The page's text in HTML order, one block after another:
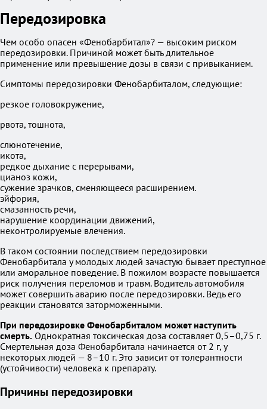
Передозировка
Чем особо опасен «Фенобарбитал»? — высоким риском
передозировки. Причиной может быть длительное
применение или превышение дозы в связи с привыканием.
Симптомы передозировки Фенобарбиталом, следующие:
резкое головокружение,
рвота, тошнота,
слюнотечение,
икота,
редкое дыхание с перерывами,
цианоз кожи,
сужение зрачков, сменяющееся расширением.
эйфория,
смазанность речи,
нарушение координации движений,
неконтролируемые влечения.
В таком состоянии последствием передозировки
Фенобарбитала у молодых людей зачастую бывает преступное
или аморальное поведение. В пожилом возрасте повышается
риск получения переломов и травм. Водитель автомобиля
может совершить аварию после передозировки. Ведь его
реакции становятся заторможенными.
При передозировке Фенобарбиталом может наступить
смерть. Однократная токсическая доза составляет 0,5–0,75 г.
Смертельная доза Фенобарбитала начинается от 2 г, у
некоторых людей — 8–10 г. Это зависит от толерантности
(устойчивости) человека к препарату.
Причины передозировки